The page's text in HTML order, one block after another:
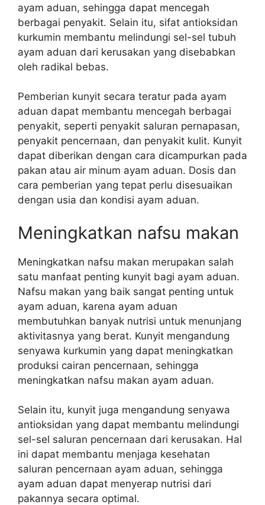
ayam aduan, sehingga dapat mencegah
berbagai penyakit. Selain itu, sifat antioksidan
kurkumin membantu melindungi sel-sel tubuh
ayam aduan dari kerusakan yang disebabkan
oleh radikal bebas.
Pemberian kunyit secara teratur pada ayam
aduan dapat membantu mencegah berbagai
penyakit, seperti penyakit saluran pernapasan,
penyakit pencernaan, dan penyakit kulit. Kunyit
dapat diberikan dengan cara dicampurkan pada
pakan atau air minum ayam aduan. Dosis dan
cara pemberian yang tepat perlu disesuaikan
dengan usia dan kondisi ayam aduan.
Meningkatkan nafsu makan
Meningkatkan nafsu makan merupakan salah
satu manfaat penting kunyit bagi ayam aduan.
Nafsu makan yang baik sangat penting untuk
ayam aduan, karena ayam aduan
membutuhkan banyak nutrisi untuk menunjang
aktivitasnya yang berat. Kunyit mengandung
senyawa kurkumin yang dapat meningkatkan
produksi cairan pencernaan, sehingga
meningkatkan nafsu makan ayam aduan.
Selain itu, kunyit juga mengandung senyawa
antioksidan yang dapat membantu melindungi
sel-sel saluran pencernaan dari kerusakan. Hal
ini dapat membantu menjaga kesehatan
saluran pencernaan ayam aduan, sehingga
ayam aduan dapat menyerap nutrisi dari
pakannya secara optimal.